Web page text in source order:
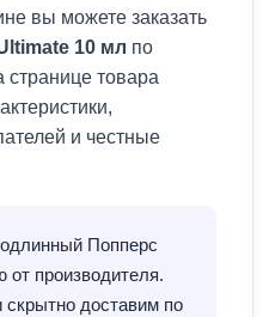
вы можете заказать
10 мл по
товара
и честные
Попперс
производителя.
скрытно доставим по